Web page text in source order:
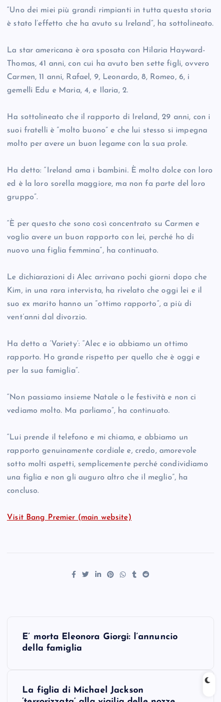
“Uno dei miei più grandi rimpianti in tutta questa storia
è stato l’effetto che ha avuto su Ireland”, ha sottolineato.
La star americana è ora sposata con Hilaria Hayward-
Thomas, 41 anni, con cui ha avuto ben sette figli, ovvero
Carmen, 11 anni, Rafael, 9, Leonardo, 8, Romeo, 6, i
gemelli Edu e Maria, 4, e Ilaria, 2.
Ha sottolineato che il rapporto di Ireland, 29 anni, con i
suoi fratelli è “molto buono” e che lui stesso si impegna
molto per avere un buon legame con la sua prole.
Ha detto: “Ireland ama i bambini. È molto dolce con loro
ed è la loro sorella maggiore, ma non fa parte del loro
gruppo”.
“È per questo che sono così concentrato su Carmen e
voglio avere un buon rapporto con lei, perché ho di
nuovo una figlia femmina”, ha continuato.
Le dichiarazioni di Alec arrivano pochi giorni dopo che
Kim, in una rara intervista, ha rivelato che oggi lei e il
suo ex marito hanno un “ottimo rapporto”, a più di
vent’anni dal divorzio.
Ha detto a ‘Variety’: “Alec e io abbiamo un ottimo
rapporto. Ho grande rispetto per quello che è oggi e
per la sua famiglia”.
“Non passiamo insieme Natale o le festività e non ci
vediamo molto. Ma parliamo”, ha continuato.
“Lui prende il telefono e mi chiama, e abbiamo un
rapporto genuinamente cordiale e, credo, amorevole
sotto molti aspetti, semplicemente perché condividiamo
una figlia e non gli auguro altro che il meglio”, ha
concluso.
Visit Bang Premier (main website)
E’ morta Eleonora Giorgi: l’annuncio
della famiglia
La figlia di Michael Jackson